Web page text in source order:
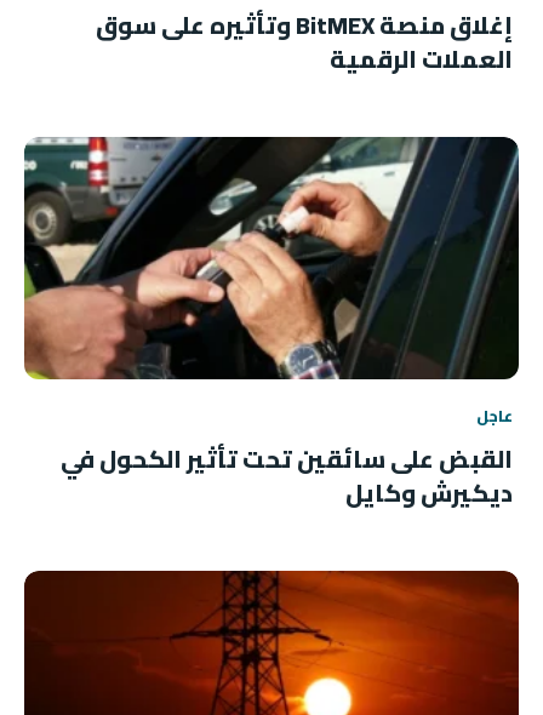
إغلاق منصة BitMEX وتأثيره على سوق
العملات الرقمية
عاجل
القبض على سائقين تحت تأثير الكحول في
ديكيرش وكايل